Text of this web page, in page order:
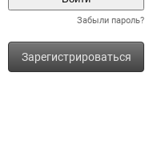
Забыли пароль?
Зарегистрироваться